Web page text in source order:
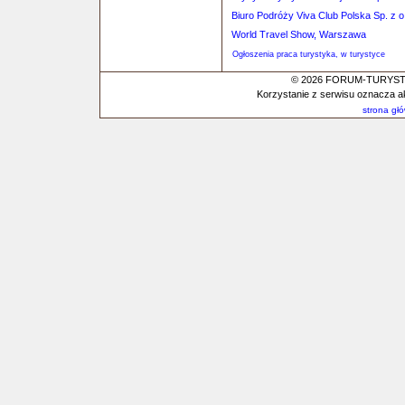
Biuro Podróży Viva Club Polska Sp. z
World Travel Show, Warszawa
Ogłoszenia praca turystyka, w turystyce
© 2026 FORUM-
Korzystanie z serwisu oznacza
strona